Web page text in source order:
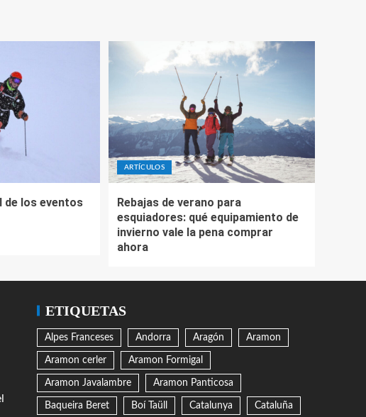
de los eventos
ARTÍCULOS
Rebajas de verano para
esquiadores: qué equipamiento de
invierno vale la pena comprar
ahora
ETIQUETAS
Alpes Franceses Andorra Aragón Aramon
Aramon cerler Aramon Formigal
Aramon Javalambre Aramon Panticosa
Baqueira Beret Boí Taüll Catalunya Cataluña